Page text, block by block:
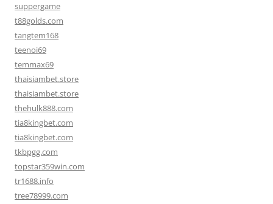
suppergame
t88golds.com
tangtem168
teenoi69
temmax69
thaisiambet.store
thaisiambet.store
thehulk888.com
tia8kingbet.com
tia8kingbet.com
tkbpgg.com
topstar359win.com
tr1688.info
tree78999.com